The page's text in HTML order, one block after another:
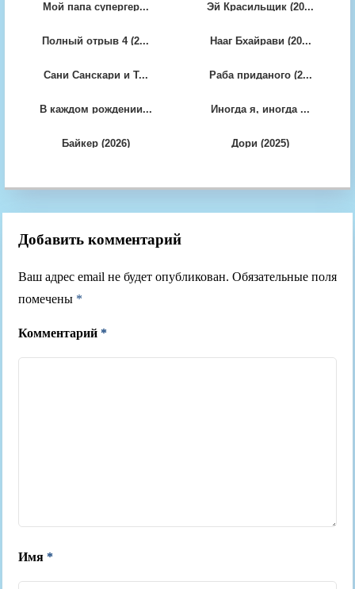
Мой папа супергер... Эй Красильщик (20...
Полный отрыв 4 (2... Нааг Бхайрави (20...
Сани Санскари и Т... Раба приданого (2...
В каждом рождении... Иногда я, иногда ...
Байкер (2026) Дори (2025)
Добавить комментарий
Ваш адрес email не будет опубликован. Обязательные поля
помечены *
Комментарий *
Имя *